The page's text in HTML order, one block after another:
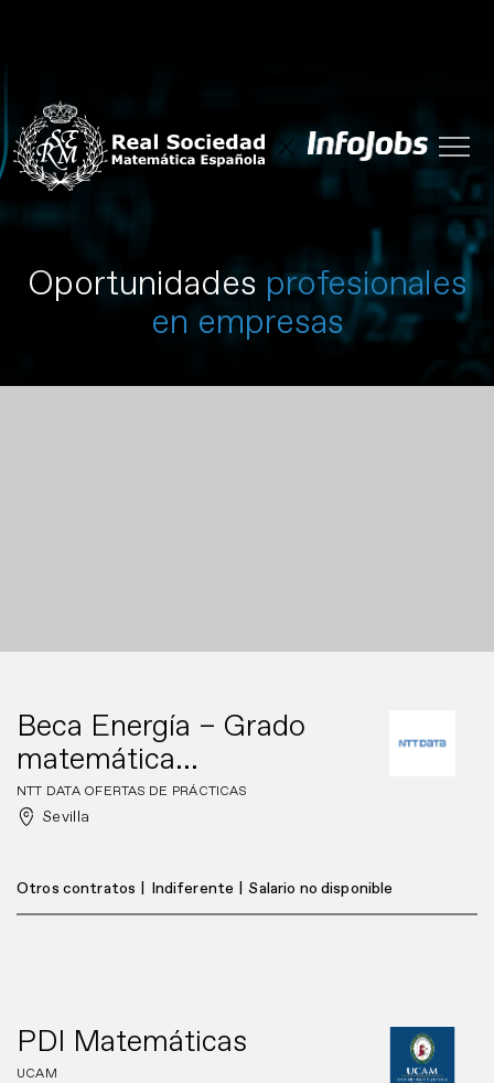
Oportunidades profesionales
en empresas
Beca Energía – Grado
matemática...
NTT DATA OFERTAS DE PRÁCTICAS
Sevilla
Otros contratos Indiferente Salario no disponible
PDI Matemáticas
UCAM